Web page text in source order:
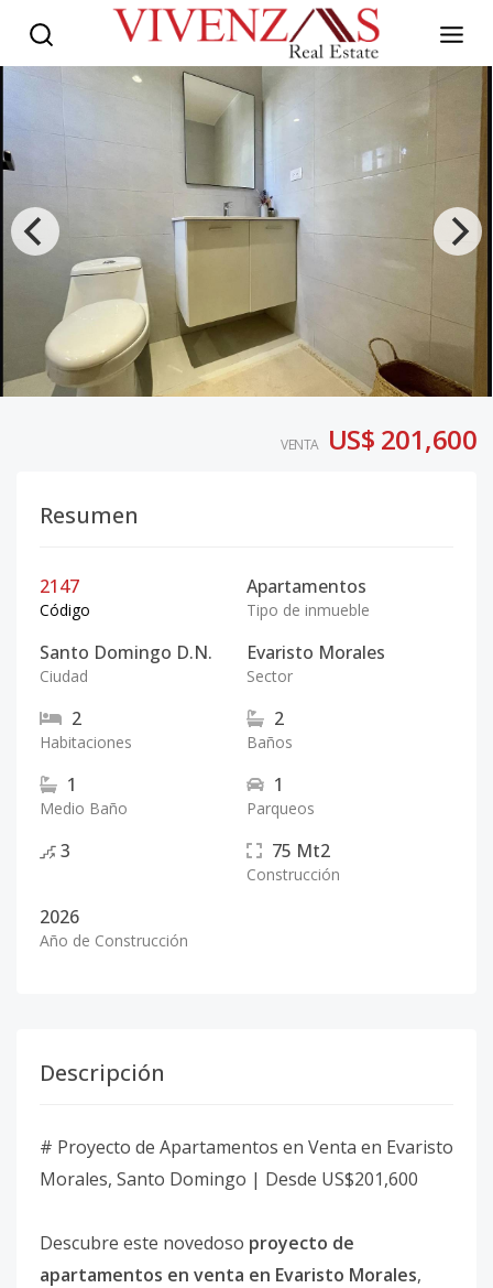
VENTA US$ 201,600
Resumen
2147
Código
Apartamentos
Tipo de inmueble
Santo Domingo D.N.
Ciudad
Evaristo Morales
Sector
2
Habitaciones
2
Baños
1
Medio Baño
1
Parqueos
3 75 Mt2
Construcción
2026
Año de Construcción
Descripción
# Proyecto de Apartamentos en Venta en Evaristo
Morales, Santo Domingo | Desde US$201,600
Descubre este novedoso proyecto de
apartamentos en venta en Evaristo Morales,